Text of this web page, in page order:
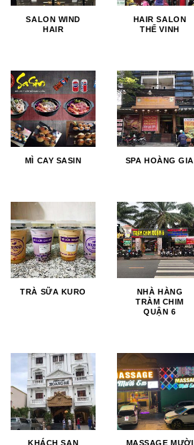
SALON WIND
HAIR
HAIR SALON
THẾ VINH
MÌ CAY SASIN SPA HOÀNG GIA
TRÀ SỮA KURO
NHÀ HÀNG
TRÀM CHIM
QUẬN 6
KHÁCH SẠN
MASSAGE MƯỜI